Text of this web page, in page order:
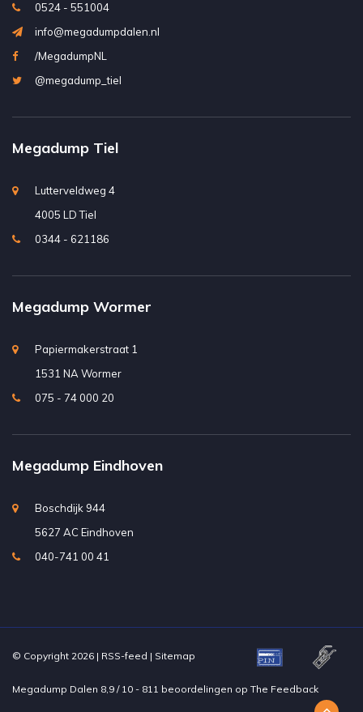
0524 - 551004
info@megadumpdalen.nl
/MegadumpNL
@megadump_tiel
Megadump Tiel
Lutterveldweg 4
4005 LD Tiel
0344 - 621186
Megadump Wormer
Papiermakerstraat 1
1531 NA Wormer
075 - 74 000 20
Megadump Eindhoven
Boschdijk 944
5627 AC Eindhoven
040-741 00 41
© Copyright 2026 | RSS-feed | Sitemap
Megadump Dalen 8,9 / 10 - 811 beoordelingen op The Feedback